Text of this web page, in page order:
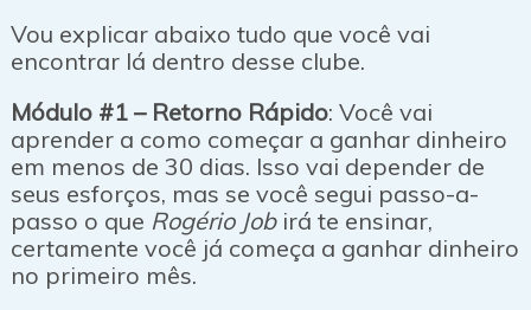
Vou explicar abaixo tudo que você vai
encontrar lá dentro desse clube.
Módulo #1 – Retorno Rápido: Você vai
aprender a como começar a ganhar dinheiro
em menos de 30 dias. Isso vai depender de
seus esforços, mas se você segui passo-a-
passo o que Rogério Jobirá te ensinar,
certamente você já começa a ganhar dinheiro
no primeiro mês.